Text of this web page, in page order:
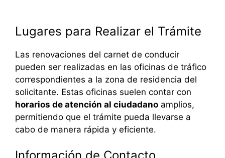
Lugares para Realizar el Trámite
Las renovaciones del carnet de conducir
pueden ser realizadas en las oficinas de tráfico
correspondientes a la zona de residencia del
solicitante. Estas oficinas suelen contar con
horarios de atención al ciudadano amplios,
permitiendo que el trámite pueda llevarse a
cabo de manera rápida y eficiente.